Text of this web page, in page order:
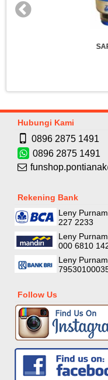
Hubungi Kami
0896 2875 1491
0896 2875 1491
Rekening Bank
Leny
227 2233
Leny
000 6810
Leny
Follow Us